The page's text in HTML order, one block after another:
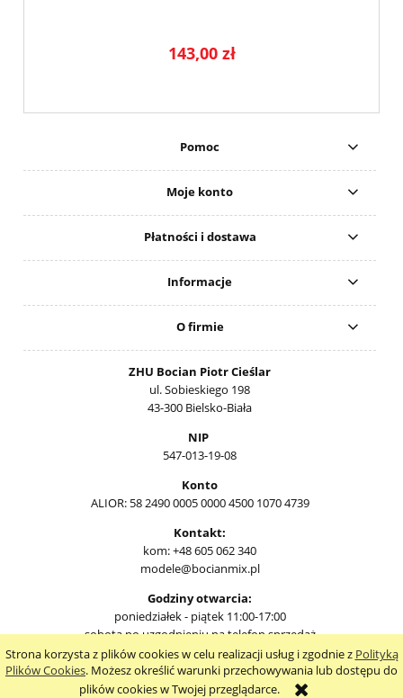
Strona korzysta z plików cookies w celu realizacji usług i zgodnie z Polityką
Plików Cookies. Możesz określić warunki przechowywania lub dostępu do
plików cookies w Twojej przeglądarce.
143,00 zł
Pomoc
Moje konto
Płatności i dostawa
Informacje
O firmie
ZHU Bocian Piotr Cieślar
ul. Sobieskiego 198
43-300 Bielsko-Biała
NIP
547-013-19-08
Konto
ALIOR: 58 2490 0005 0000 4500 1070 4739
Kontakt:
kom: +48 605 062 340
modele@bocianmix.pl
Godziny otwarcia:
poniedziałek - piątek 11:00-17:00
sobota po uzgodnieniu na telefon sprzedaż
pokaż pełną wersję strony